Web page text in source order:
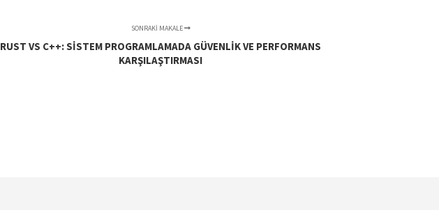
SONRAKI MAKALE
RUST VS C++: SISTEM PROGRAMLAMADA GÜVENLIK VE PERFORMANS
KARŞILAŞTIRMASI